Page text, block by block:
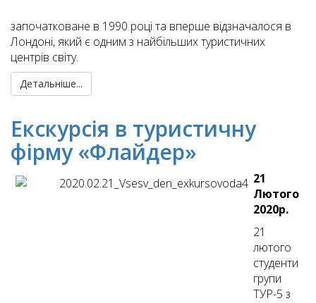
започатковане в 1990 році та вперше відзначалося в
Лондоні, який є одним з найбільших туристичних
центрів світу.
Детальніше...
Екскурсія в туристичну
фірму «Флайдер»
21
Лютого
2020р.
21
лютого
студенти
групи
ТУР-5 з